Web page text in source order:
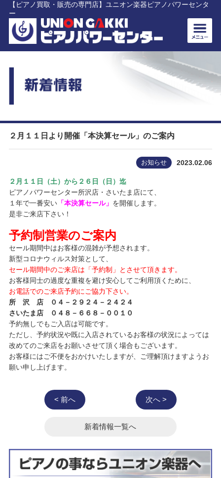
【ピアノ買取・販売の専門店】ユニオン楽器ピアノパワーセンタ
ー
２月１１日より開催「本決算セール」のご案内
お知らせ 2023.02.06
２月１１日（土）から２６日（日）迄
ピアノパワーセンター所沢店・さいたま店にて、
１年で一番安い「本決算セール」 を開催します。
是非ご来店下さい！
予約制営業のご案内
セール期間中はお客様の混雑が予想されます。
新型コロナウィルス対策として、
セール期間中のご来店は「予約制」とさせて頂きます。
お客様同士の過度な重複を避け安心してご利用頂くために、
お電話でのご来店予約にご協力下さい。
所 沢 店 ０４－２９２４－２４２４
さいたま店 ０４８－６６８－００１０
予約無しでもご入店は可能です。
ただし、予約状況や既に入店されているお客様の状況によっては
改めてのご来店をお願いさせて頂く場合もございます。
お客様にはご不便をおかけいたしますが、ご理解頂けますようお
願い申し上げます。
< 前へ 次へ >
新着情報一覧へ